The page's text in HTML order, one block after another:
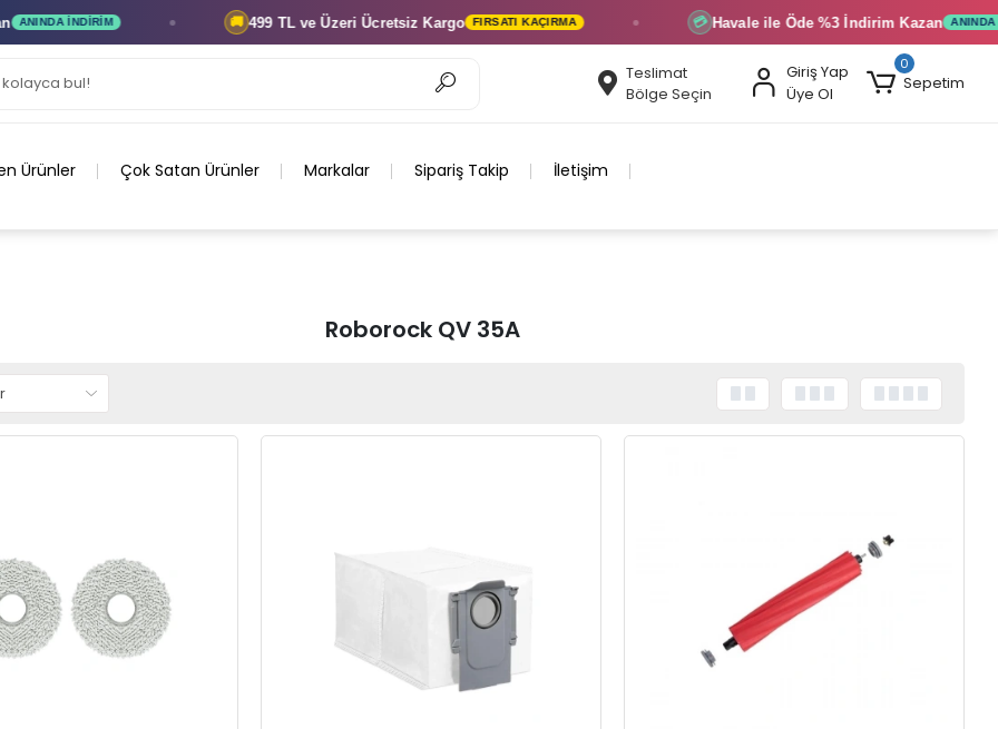
İNDIRIM 499 TL ve ÜzeriÜcretsiz Kargo FIRSATI KAÇIRMA Havale ile Öde %3 İndirimKazan ANINDA
Teslimat
Bölge Seçin
Giriş Yap
Üye Ol
0
Sepetim
Ürünler Çok Satan Ürünler Markalar Sipariş Takip İletişim
Roborock QV 35A